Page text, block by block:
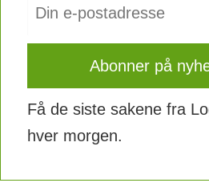
Få de siste sakene fra
hver morgen.